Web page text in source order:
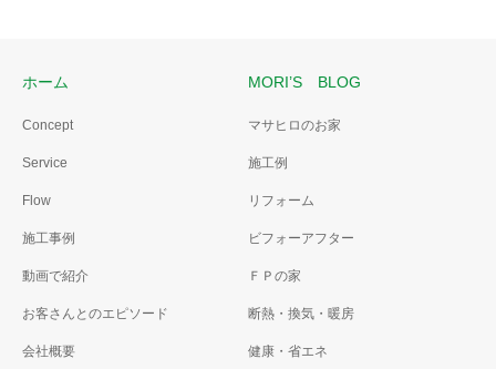
ホーム
Concept
Service
Flow
施工事例
動画で紹介
お客さんとのエピソード
会社概要
MORI’S BLOG
マサヒロのお家
施工例
リフォーム
ビフォーアフター
ＦＰの家
断熱・換気・暖房
健康・省エネ